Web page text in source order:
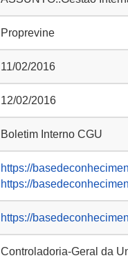
Proprevine
11/02/2016
12/02/2016
Boletim Interno CGU
https://
https://
https://
Controladoria-Geral da